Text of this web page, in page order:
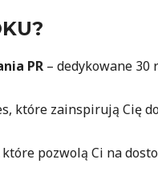
PR – dedykowane 30
które zainspirują Cię
które pozwolą Ci na